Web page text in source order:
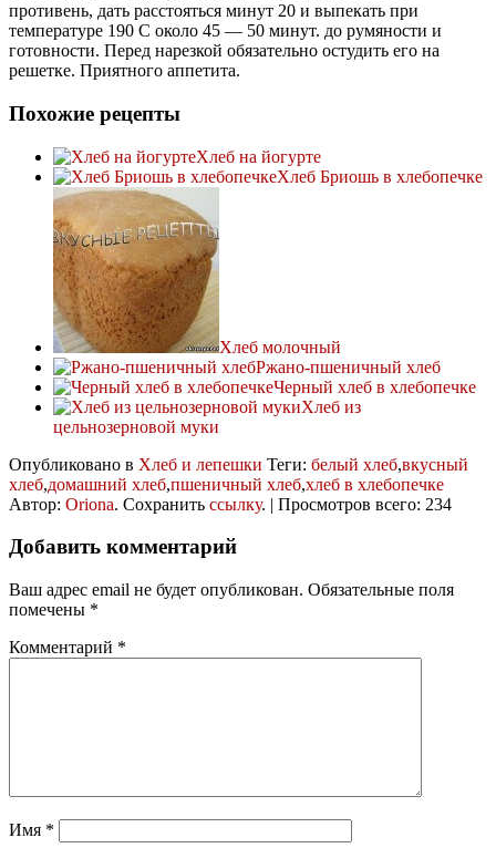
противень, дать расстояться минут 20 и выпекать при
температуре 190 С около 45 — 50 минут. до румяности и
готовности. Перед нарезкой обязательно остудить его на
решетке. Приятного аппетита.
Похожие рецепты
Хлеб на йогурте
Хлеб Бриошь в хлебопечке
Хлеб молочный
Ржано-пшеничный хлеб
Черный хлеб в хлебопечке
Хлеб из
цельнозерновой муки
Опубликовано в Хлеб и лепешки Теги: белый хлеб,вкусный
хлеб,домашний хлеб,пшеничный хлеб,хлеб в хлебопечке
Автор: Oriona. Сохранить ссылку. | Просмотров всего: 234
Добавить комментарий
Ваш адрес email не будет опубликован. Обязательные поля
помечены *
Комментарий *
Имя *